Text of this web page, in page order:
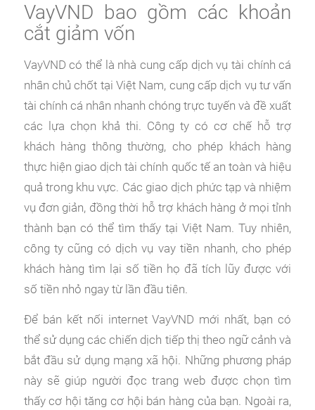
VayVND bao gồm các khoản
cắt giảm vốn
VayVND có thể là nhà cung cấp dịch vụ tài chính cá
nhân chủ chốt tại Việt Nam, cung cấp dịch vụ tư vấn
tài chính cá nhân nhanh chóng trực tuyến và đề xuất
các lựa chọn khả thi. Công ty có cơ chế hỗ trợ
khách hàng thông thường, cho phép khách hàng
thực hiện giao dịch tài chính quốc tế an toàn và hiệu
quả trong khu vực. Các giao dịch phức tạp và nhiệm
vụ đơn giản, đồng thời hỗ trợ khách hàng ở mọi tỉnh
thành bạn có thể tìm thấy tại Việt Nam. Tuy nhiên,
công ty cũng có dịch vụ vay tiền nhanh, cho phép
khách hàng tìm lại số tiền họ đã tích lũy được với
số tiền nhỏ ngay từ lần đầu tiên.
Để bán kết nối internet VayVND mới nhất, bạn có
thể sử dụng các chiến dịch tiếp thị theo ngữ cảnh và
bắt đầu sử dụng mạng xã hội. Những phương pháp
này sẽ giúp người đọc trang web được chọn tìm
thấy cơ hội tăng cơ hội bán hàng của bạn. Ngoài ra,